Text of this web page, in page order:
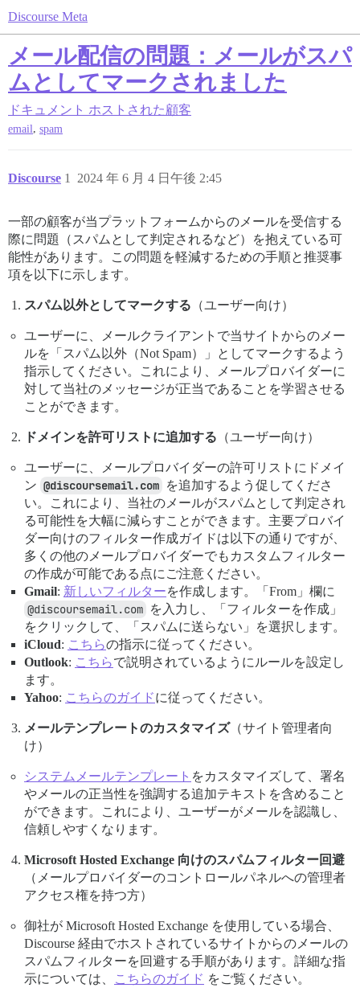
Discourse Meta
メール配信の問題：メールがスパ
ムとしてマークされました
ドキュメント ホストされた顧客
email, spam
Discourse 2024 年 6 月 4 日午後 2:45
1
一部の顧客が当プラットフォームからのメールを受信する
際に問題（スパムとして判定されるなど）を抱えている可
能性があります。この問題を軽減するための手順と推奨事
項を以下に示します。
スパム以外としてマークする （ユーザー向け）
ユーザーに、メールクライアントで当サイトからのメー
ルを「スパム以外（Not Spam）」としてマークするよう
指示してください。これにより、メールプロバイダーに
対して当社のメッセージが正当であることを学習させる
ことができます。
ドメインを許可リストに追加する （ユーザー向け）
ユーザーに、メールプロバイダーの許可リストにドメイ
ン @discoursemail.com を追加するよう促してくださ
い。これにより、当社のメールがスパムとして判定され
る可能性を大幅に減らすことができます。主要プロバイ
ダー向けのフィルター作成ガイドは以下の通りですが、
多くの他のメールプロバイダーでもカスタムフィルター
の作成が可能である点にご注意ください。
Gmail: 新しいフィルターを作成します。「From」欄に
@discoursemail.com を入力し、「フィルターを作成」
をクリックして、「スパムに送らない」を選択します。
iCloud: こちらの指示に従ってください。
Outlook: こちらで説明されているようにルールを設定し
ます。
Yahoo: こちらのガイドに従ってください。
メールテンプレートのカスタマイズ（サイト管理者向
け）
システムメールテンプレート をカスタマイズして、署名
やメールの正当性を強調する追加テキストを含めること
ができます。これにより、ユーザーがメールを認識し、
信頼しやすくなります。
Microsoft Hosted Exchange 向けのスパムフィルター回避
（メールプロバイダーのコントロールパネルへの管理者
アクセス権を持つ方）
御社が Microsoft Hosted Exchange を使用している場合、
Discourse 経由でホストされているサイトからのメールの
スパムフィルターを回避する手順があります。詳細な指
示については、
こちらのガイド をご覧ください。